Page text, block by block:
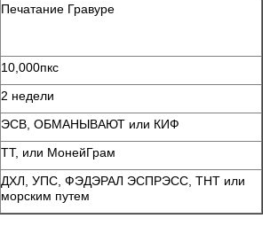
Печатание Гравуре
10,000пкс
2 недели
ЭСВ, ОБМАНЫВАЮТ или КИФ
ТТ, или МонейГрам
ДХЛ, УПС, ФЭДЭРАЛ ЭСПРЭСС, ТНТ или
морским путем